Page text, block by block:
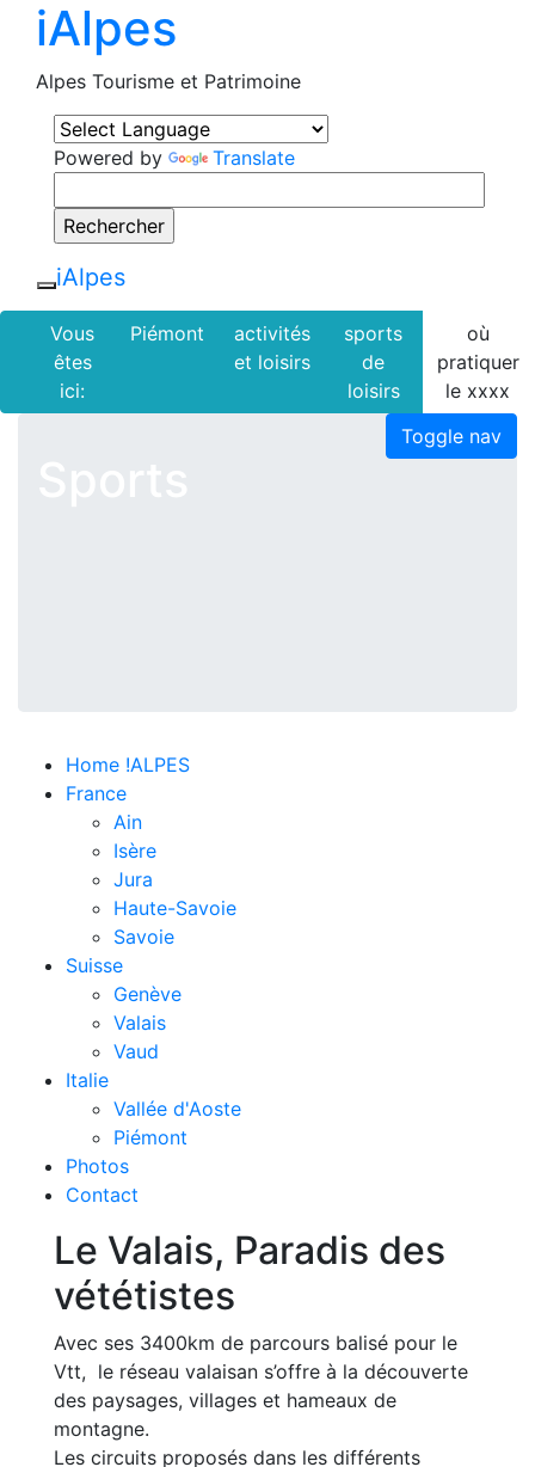
iAlpes
Alpes Tourisme et Patrimoine
Powered by Translate
iAlpes
Vous
êtes
ici:
Piémont
activités
et loisirs
sports
de
loisirs
où
pratiquer
le xxxx
Toggle nav
Home !ALPES
France
Ain
Isère
Jura
Haute-Savoie
Savoie
Suisse
Genève
Valais
Vaud
Italie
Vallée d'Aoste
Piémont
Photos
Contact
Le Valais, Paradis des
vététistes
Avec ses 3400km de parcours balisé pour le
Vtt, le réseau valaisan s’offre à la découverte
des paysages, villages et hameaux de
montagne.
Les circuits proposés dans les différents